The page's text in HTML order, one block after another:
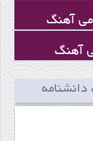
آهنگ
آهنگ
خط کش و نخ